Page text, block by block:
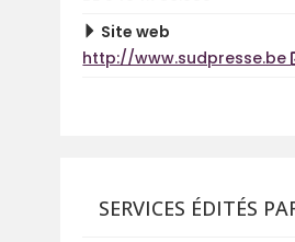
Site web
http://www.sudpresse.be
SERVICES ÉDITÉS